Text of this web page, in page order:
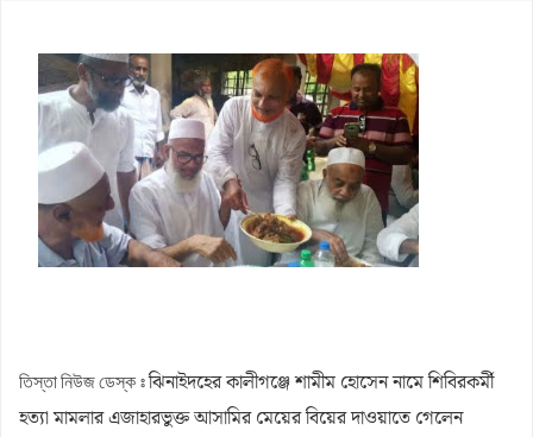
নবম পে স্কেল সরকারি কর্মকর্তা-কর্মচারীদের সুখবর দিলেন অর্থমন্ত্রী
কাজিদের আয় ১৪৪০ কোটি, সরকারের কোষাগারে নেই ১ শতাংশও
শাপলা চত্বর ‘গণহত্যা’ মামলায় লতিফ সিদ্দিকী গ্রেপ্তার
রাষ্ট্রপতি নির্বাচনে জামায়াত প্রার্থী দেবে কিনা, জানা গেল
পাটগ্রামে ফ্যামিলি কার্ডের তথ্য সংগ্রহকারী নিয়োগে অনিয়মের অভিযোগ,
তিস্তা নিউজ ডেস্ক ঃঝিনাইদহের কালীগঞ্জে শামীম হোসেন নামে শিবিরকর্মী
হত্যা মামলার এজাহারভুক্ত আসামির মেয়ের বিয়ের দাওয়াতে গেলেন